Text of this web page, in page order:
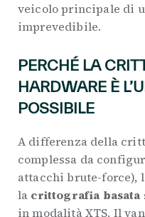
veicolo principale di
imprevedibile.
PERCHÉ LA
HARDWARE È
POSSIBILE
A differenza della
complessa da
attacchi brute-force),
la crittografia basata
in modalità XTS. Il